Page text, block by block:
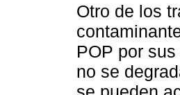
Otro de los
POP por
no se